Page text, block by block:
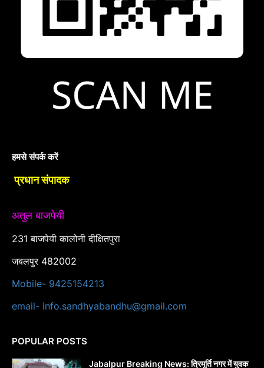
हमसे संपर्क करें
प्रधान संपादक
अतुल बाजपेयी
231 बाजपेयी कालोनी दीक्षितपुरा
जबलपुर 482002
Mobile- 9425154213
email- info.sandhyabandhu@gmail.com
POPULAR POSTS
Jabalpur Breaking News: त्रिमूर्ति नगर में युवक